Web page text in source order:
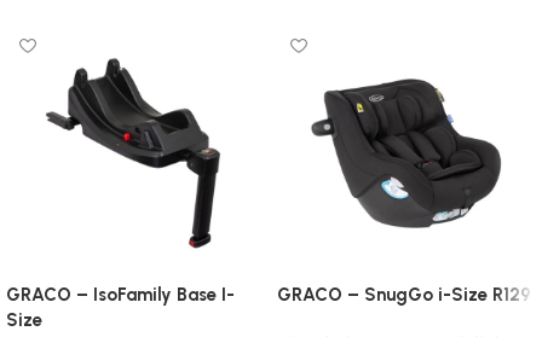
GRACO – IsoFamily Base I-
Size
GRACO – SnugGo i-Size R129